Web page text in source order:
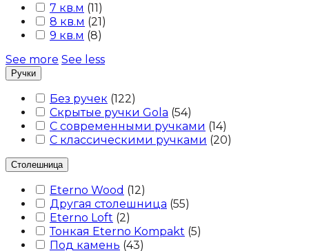
7 кв.м (11)
8 кв.м (21)
9 кв.м (8)
See more See less
Ручки
Без ручек (122)
Скрытые ручки Gola (54)
С современными ручками (14)
С классическими ручками (20)
Столешница
Eterno Wood (12)
Другая столешница (55)
Eterno Loft (2)
Тонкая Eterno Kompakt (5)
Под камень (43)